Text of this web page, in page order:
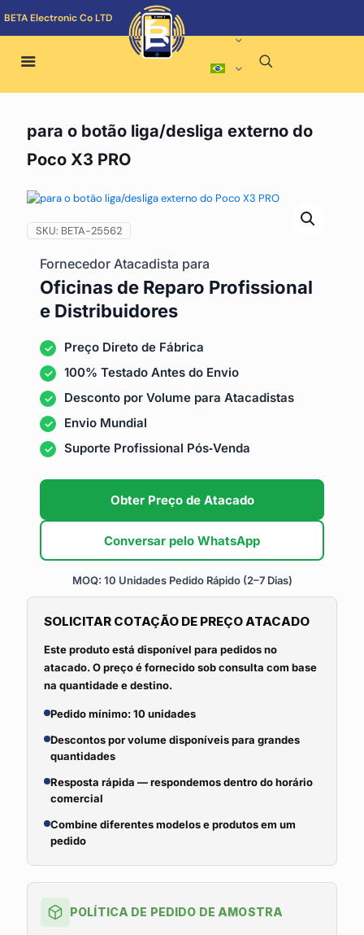
BETA Electronic Co LTD
para o botão liga/desliga externo do
Poco X3 PRO
SKU: BETA-25562
Fornecedor Atacadista para
Oficinas de Reparo Profissional
e Distribuidores
Preço Direto de Fábrica
100% Testado Antes do Envio
Desconto por Volume para Atacadistas
Envio Mundial
Suporte Profissional Pós‑Venda
Obter Preço de Atacado
Conversar pelo WhatsApp
MOQ: 10 Unidades Pedido Rápido (2–7 Dias)
SOLICITAR COTAÇÃO DE PREÇO ATACADO
Este produto está disponível para pedidos no
atacado. O preço é fornecido sob consulta com base
na quantidade e destino.
Pedido mínimo: 10 unidades
Descontos por volume disponíveis para grandes
quantidades
Resposta rápida — respondemos dentro do horário
comercial
Combine diferentes modelos e produtos em um
pedido
POLÍTICA DE PEDIDO DE AMOSTRA